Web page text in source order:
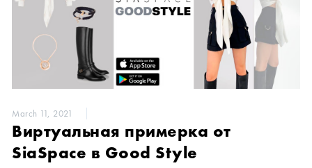
March 11, 2021
Виртуальная примерка от
SiaSpace в Good Style